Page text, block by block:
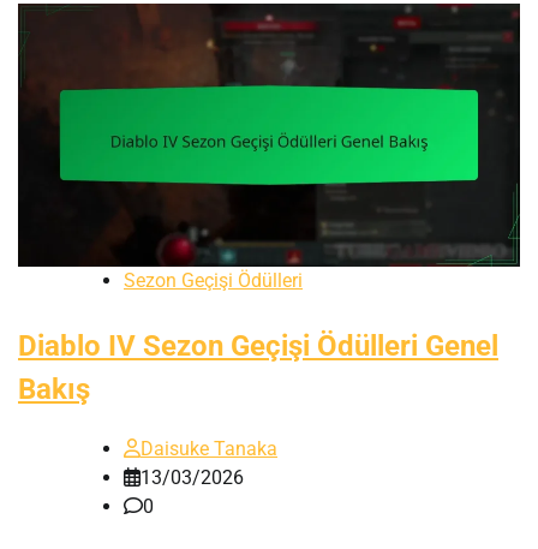
Sezon Geçişi Ödülleri
Diablo IV Sezon Geçişi Ödülleri Genel
Bakış
Daisuke Tanaka
13/03/2026
0